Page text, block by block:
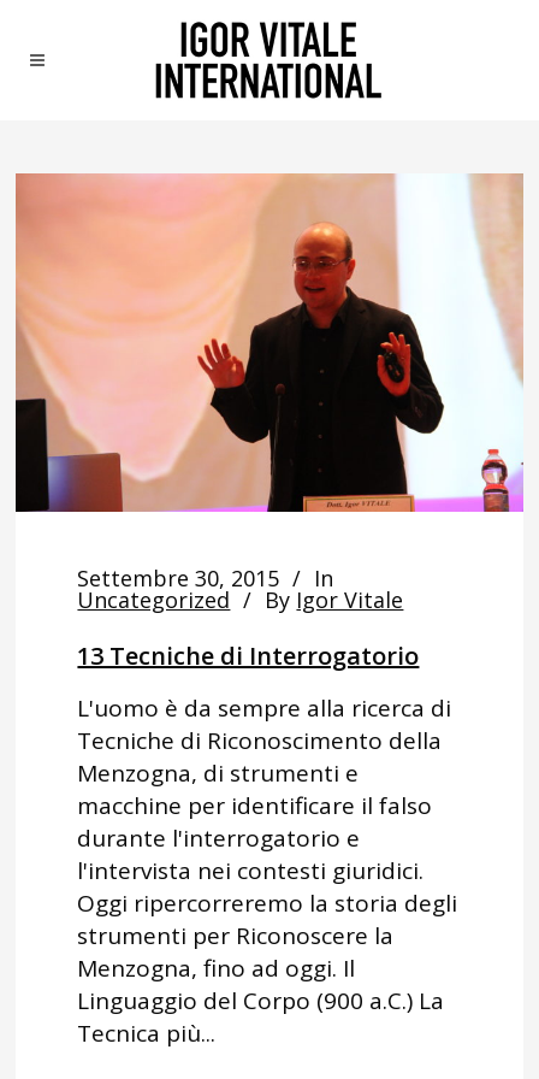
Settembre 30, 2015 In
Uncategorized By Igor Vitale
13 Tecniche di Interrogatorio
L'uomo è da sempre alla ricerca di
Tecniche di Riconoscimento della
Menzogna, di strumenti e
macchine per identificare il falso
durante l'interrogatorio e
l'intervista nei contesti giuridici.
Oggi ripercorreremo la storia degli
strumenti per Riconoscere la
Menzogna, fino ad oggi. Il
Linguaggio del Corpo (900 a.C.) La
Tecnica più...